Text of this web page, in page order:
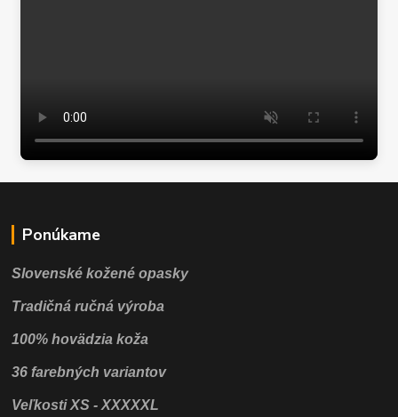
Ponúkame
Slovenské kožené opasky
Tradičná ručná výroba
100% hovädzia koža
36 farebných variantov
Veľkosti XS - XXXXXL